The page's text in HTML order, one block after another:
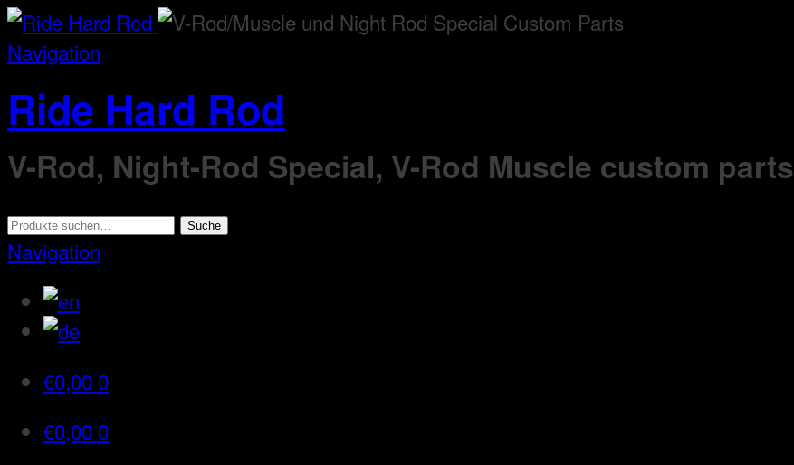
Navigation
Ride Hard Rod
V-Rod, Night-Rod Special, V-Rod Muscle custom parts
Suche
nach:
Suche
Navigation
€0,00 0
€0,00 0